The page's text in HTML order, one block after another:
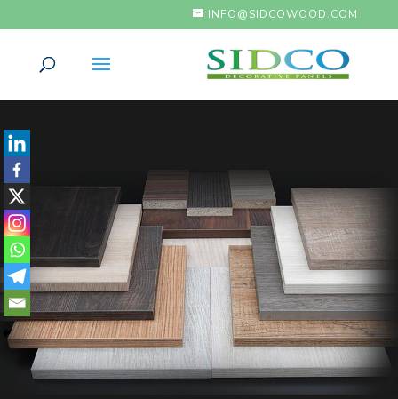
INFO@SIDCOWOOD.COM